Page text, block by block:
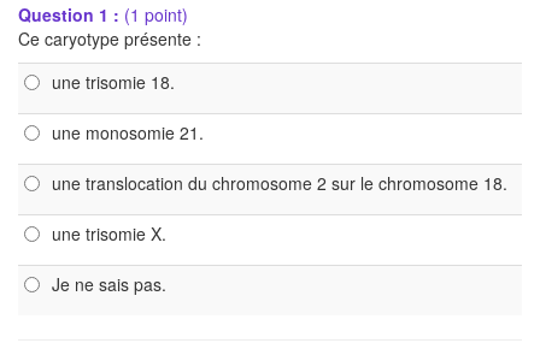
Question 1 : (1 point)
Ce caryotype présente :
une trisomie 18.
une monosomie 21.
une translocation du chromosome 2 sur le chromosome 18.
une trisomie X.
Je ne sais pas.